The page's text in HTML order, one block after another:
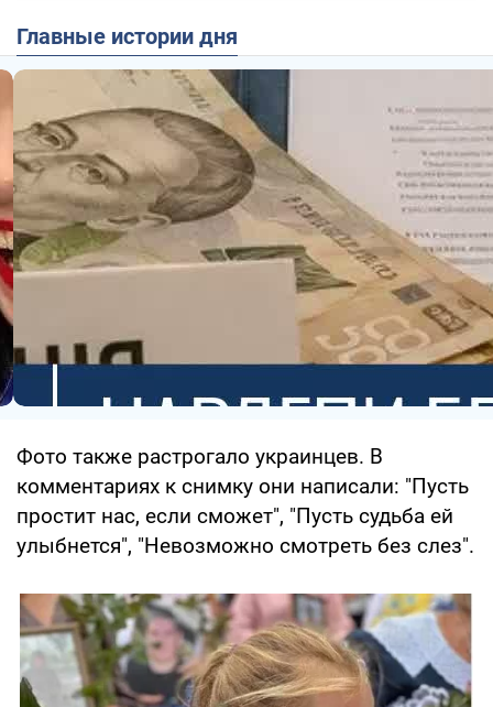
Главные истории дня
Фото также растрогало украинцев. В
комментариях к снимку они написали: "Пусть
простит нас, если сможет", "Пусть судьба ей
улыбнется", "Невозможно смотреть без слез".